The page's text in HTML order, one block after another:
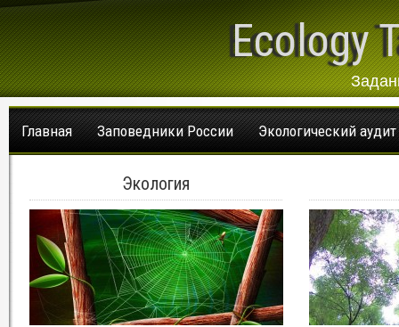
Ecology
Главная Заповедники России Экологический аудит
Экология